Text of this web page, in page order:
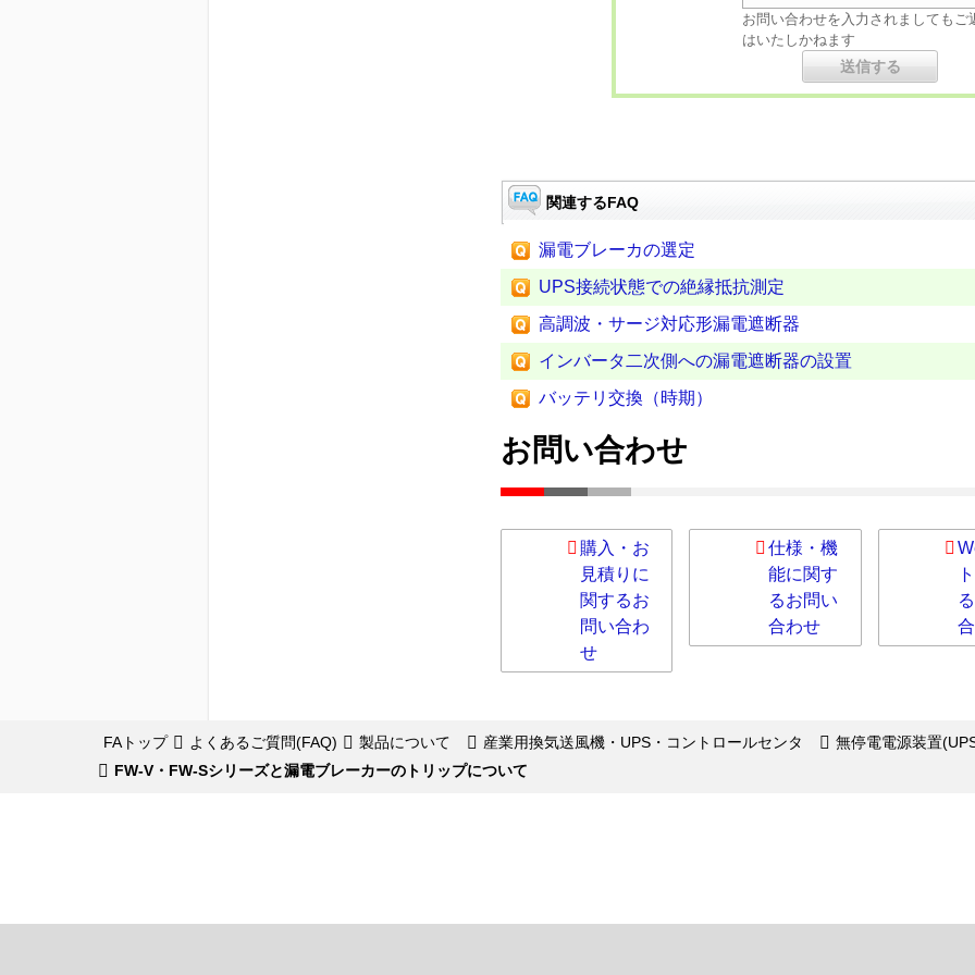
お問い合わせを入力されましてもご
はいたしかねます
関連するFAQ
漏電ブレーカの選定
UPS接続状態での絶縁抵抗測定
高調波・サージ対応形漏電遮断器
インバータ二次側への漏電遮断器の設置
バッテリ交換（時期）
お問い合わせ
購入・お
見積りに
関するお
問い合わ
せ
仕様・機
能に関す
るお問い
合わせ
FAトップ よくあるご質問(FAQ) 製品について 産業用換気送風機・UPS・コントロールセンタ
無停電電源装置
FW-V・FW-Sシリーズと漏電ブレーカーのトリップについて